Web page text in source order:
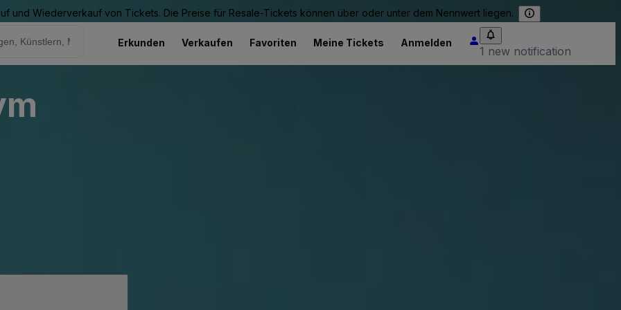
und Wiederverkauf von Tickets. Die Preise für Resale-Tickets können über oder unter dem Nennwert liegen.
Erkunden Verkaufen Favoriten Meine Tickets Anmelden
1 new notification